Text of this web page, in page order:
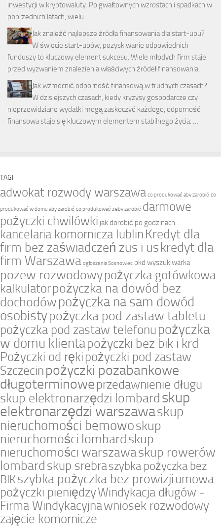
inwestycji w kryptowaluty. Po gwałtownych wzrostach i spadkach w
poprzednich latach, wielu …
Jak znaleźć najlepsze źródła finansowania dla start-upu?
W świecie start-upów, pozyskiwanie odpowiednich
funduszy to kluczowy element sukcesu. Wiele młodych firm staje
przed wyzwaniem znalezienia właściwych źródeł finansowania, …
Jak wzmocnić odporność finansową w trudnych czasach?
W dzisiejszych czasach, kiedy kryzysy gospodarcze czy
nieprzewidziane wydatki mogą zaskoczyć każdego, odporność
finansowa staje się kluczowym elementem stabilnego życia. …
TAGI
adwokat rozwody warszawa co produkować aby zarobić co
produkować w domu aby zarobić co produkować żeby zarobić darmowe
pożyczki chwilówki jak dorobić po godzinach
kancelaria komornicza lublin Kredyt dla
firm bez zaświadczeń zus i uskredyt dla
firm Warszawa ogłoszenia Sosnowiec pkd wyszukiwarka
pozew rozwodowypożyczka gotówkowa
kalkulatorpożyczka na dowód bez
dochodówpożyczka na sam dowód
osobistypożyczka pod zastaw tabletu
pożyczka pod zastaw telefonu pożyczka
w domu klientapożyczki bez bik i krd
Pożyczki od ręki pożyczki pod zastaw
Szczecin pożyczki pozabankowe
długoterminowe przedawnienie długu
skup elektronarzędzi lombardskup
elektronarzędzi warszawaskup
nieruchomości bemowoskup
nieruchomości lombardskup
nieruchomości warszawaskup rowerów
lombard skup srebraszybka pożyczka bez
BIKszybka pożyczka bez prowizjiumowa
pożyczki pieniędzyWindykacja długów -
Firma Windykacyjnawniosek rozwodowy
zajęcie komornicze